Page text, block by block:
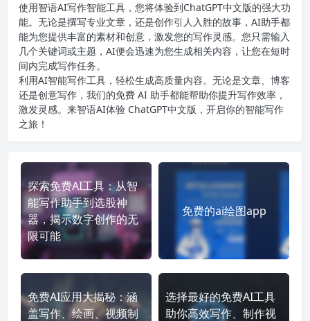
使用智语AI写作智能工具，您将体验到ChatGPT中文版的强大功
能。无论是撰写专业文章，还是创作引人入胜的故事，AI助手都
能为您提供丰富的素材和创意，激发您的写作灵感。您只需输入
几个关键词或主题，AI便会迅速为您生成相关内容，让您在短时
间内完成写作任务。
利用AI智能写作工具，轻松生成高质量内容。无论是文章、博客
还是创意写作，我们的免费 AI 助手都能帮助你提升写作效率，
激发灵感。来智语AI体验 ChatGPT中文版 ，开启你的智能写作
之旅！
探索免费AI工具：从智
能写作助手到选股神
器，揭示数字创作的无
限可能
免费的ai绘图app
免费AI应用大揭秘：涵
盖写作、绘画、视频制
选择最好的免费AI工具
助你高效写作、制作视